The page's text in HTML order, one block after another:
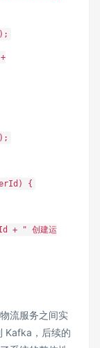
{
+ " 创建运
流服务之间实
Kafka，后续的